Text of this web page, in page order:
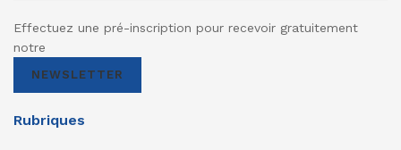
Effectuez une pré-inscription pour recevoir gratuitement
notre
NEWSLETTER
Rubriques